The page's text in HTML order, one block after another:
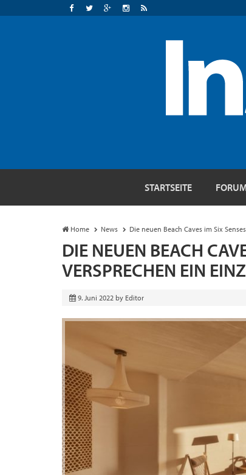
STARTSEITE
Home News Die neuen Beach Caves im Six
DIE NEUEN BEACH
VERSPRECHEN EIN
9. Juni 2022 by Editor